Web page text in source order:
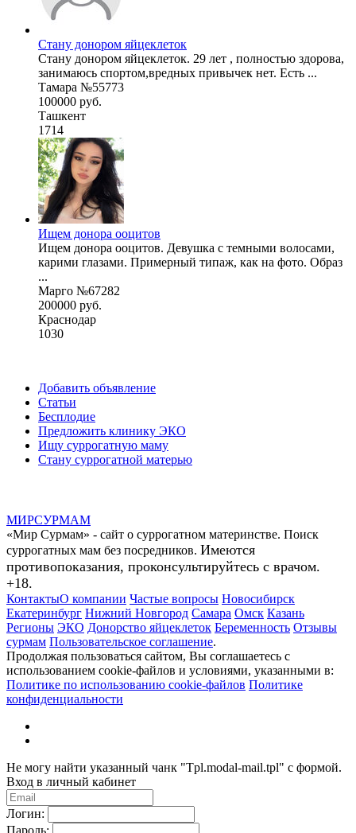
Стану донором яйцеклеток
Стану донором яйцеклеток. 29 лет , полностью здорова,
занимаюсь спортом,вредных привычек нет. Есть ...
Тамара №55773
100000 руб.
Ташкент
1714
Ищем донора ооцитов
Ищем донора ооцитов. Девушка с темными волосами,
карими глазами. Примерный типаж, как на фото. Образ
...
Марго №67282
200000 руб.
Краснодар
1030
Добавить объявление
Статьи
Бесплодие
Предложить клинику ЭКО
Ищу суррогатную маму
Стану суррогатной матерью
МИРСУРМАМ
«Мир Сурмам» - сайт о суррогатном материнстве. Поиск
суррогатных мам без посредников. Имеются
противопоказания, проконсультируйтесь с врачом.
+18.
КонтактыО компании Частые вопросы Новосибирск
Екатеринбург Нижний Новгород Самара Омск Казань
Регионы ЭКО Донорство яйцеклеток Беременность Отзывы
сурмам Пользовательское соглашение.
Продолжая пользоваться сайтом, Вы соглашаетесь с
использованием cookie-файлов и условиями, указанными в:
Политике по использованию cookie-файлов Политике
конфиденциальности
Не могу найти указанный чанк "Tpl.modal-mail.tpl" с формой.
Вход в личный кабинет
Логин:
Пароль: